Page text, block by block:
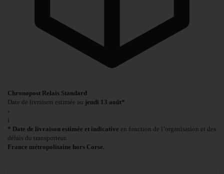
Chronopost Relais Standard
Date de livraison estimée au jeudi 13 août*
›
i
* Date de livraison estimée et indicative en fonction de l’organisation et des
délais du transporteur.
France métropolitaine hors Corse.